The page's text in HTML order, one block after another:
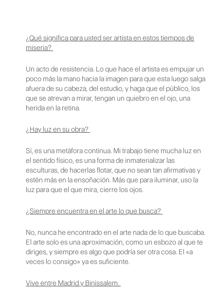
¿Qué significa para usted ser artista en estos tiempos de
miseria?
Un acto de resistencia. Lo que hace el artista es empujar un
poco más la mano hacia la imagen para que esta luego salga
afuera de su cabeza, del estudio, y haga que el público, los
que se atrevan a mirar, tengan un quiebro en el ojo, una
herida en la retina.
¿Hay luz en su obra?
Sí, es una metáfora continua. Mi trabajo tiene mucha luz en
el sentido físico, es una forma de inmaterializar las
esculturas, de hacerlas flotar, que no sean tan afirmativas y
estén más en la ensoñación. Más que para iluminar, uso la
luz para que el que mira, cierre los ojos.
¿Siempre encuentra en el arte lo que busca?
No, nunca he encontrado en el arte nada de lo que buscaba.
El arte solo es una aproximación, como un esbozo al que te
diriges, y siempre es algo que podría ser otra cosa. El «a
veces lo consigo» ya es suficiente.
Vive entre Madrid y Binissalem.